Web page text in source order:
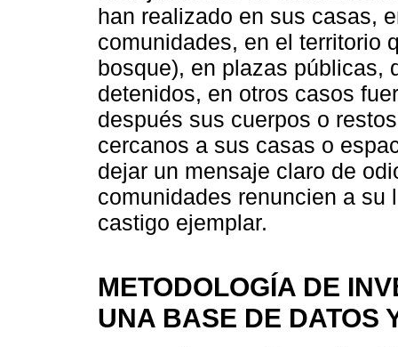
han realizado en sus casas,
comunidades, en el territorio
bosque), en plazas públicas,
detenidos, en otros casos
después sus cuerpos o
cercanos a sus casas o
dejar un mensaje claro de
comunidades renuncien a su
castigo ejemplar.
METODOLOGÍA DE
UNA BASE DE DATOS